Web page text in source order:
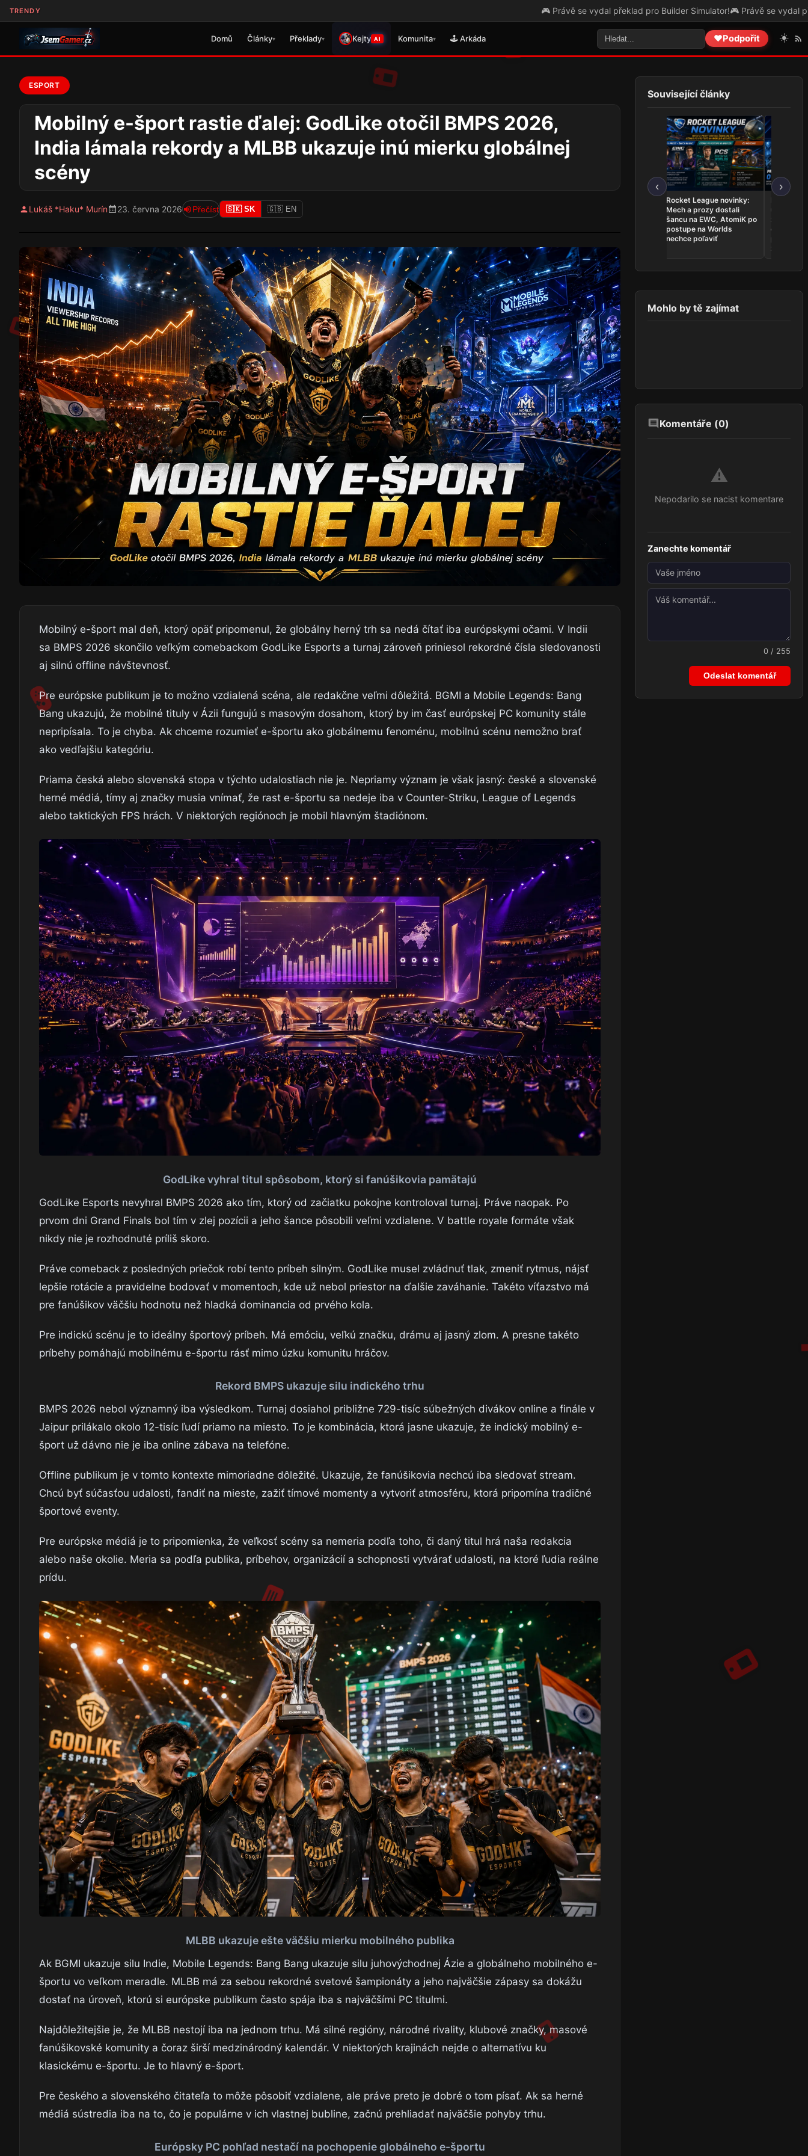
TRENDY 🎮 Právě se vydal překlad pro Builder Simulator!🎮 Právě se vydal překlad pro The Legend of
Domů Články▾ Překlady▾ Kejty AI Komunita▾ 🕹️ Arkáda ❤️Podpořit ☀️
ESPORT
Mobilný e-šport rastie ďalej: GodLike otočil BMPS 2026,
India lámala rekordy a MLBB ukazuje inú mierku globálnej
scény
Lukáš *Haku* Murín 23. června 2026 Přečíst 🇸🇰 SK 🇬🇧 EN
Mobilný e-šport mal deň, ktorý opäť pripomenul, že globálny herný trh sa nedá čítať iba európskymi očami. V Indii
sa BMPS 2026 skončilo veľkým comebackom GodLike Esports a turnaj zároveň priniesol rekordné čísla sledovanosti
aj silnú offline návštevnosť.
Pre európske publikum je to možno vzdialená scéna, ale redakčne veľmi dôležitá. BGMI a Mobile Legends: Bang
Bang ukazujú, že mobilné tituly v Ázii fungujú s masovým dosahom, ktorý by im časť európskej PC komunity stále
nepripísala. To je chyba. Ak chceme rozumieť e-športu ako globálnemu fenoménu, mobilnú scénu nemožno brať
ako vedľajšiu kategóriu.
Priama česká alebo slovenská stopa v týchto udalostiach nie je. Nepriamy význam je však jasný: české a slovenské
herné médiá, tímy aj značky musia vnímať, že rast e-športu sa nedeje iba v Counter-Striku, League of Legends
alebo taktických FPS hrách. V niektorých regiónoch je mobil hlavným štadiónom.
GodLike vyhral titul spôsobom, ktorý si fanúšikovia pamätajú
GodLike Esports nevyhral BMPS 2026 ako tím, ktorý od začiatku pokojne kontroloval turnaj. Práve naopak. Po
prvom dni Grand Finals bol tím v zlej pozícii a jeho šance pôsobili veľmi vzdialene. V battle royale formáte však
nikdy nie je rozhodnuté príliš skoro.
Práve comeback z posledných priečok robí tento príbeh silným. GodLike musel zvládnuť tlak, zmeniť rytmus, nájsť
lepšie rotácie a pravidelne bodovať v momentoch, kde už nebol priestor na ďalšie zaváhanie. Takéto víťazstvo má
pre fanúšikov väčšiu hodnotu než hladká dominancia od prvého kola.
Pre indickú scénu je to ideálny športový príbeh. Má emóciu, veľkú značku, drámu aj jasný zlom. A presne takéto
príbehy pomáhajú mobilnému e-športu rásť mimo úzku komunitu hráčov.
Rekord BMPS ukazuje silu indického trhu
BMPS 2026 nebol významný iba výsledkom. Turnaj dosiahol približne 729-tisíc súbežných divákov online a finále v
Jaipur prilákalo okolo 12-tisíc ľudí priamo na miesto. To je kombinácia, ktorá jasne ukazuje, že indický mobilný e-
šport už dávno nie je iba online zábava na telefóne.
Offline publikum je v tomto kontexte mimoriadne dôležité. Ukazuje, že fanúšikovia nechcú iba sledovať stream.
Chcú byť súčasťou udalosti, fandiť na mieste, zažiť tímové momenty a vytvoriť atmosféru, ktorá pripomína tradičné
športové eventy.
Pre európske médiá je to pripomienka, že veľkosť scény sa nemeria podľa toho, či daný titul hrá naša redakcia
alebo naše okolie. Meria sa podľa publika, príbehov, organizácií a schopnosti vytvárať udalosti, na ktoré ľudia reálne
prídu.
MLBB ukazuje ešte väčšiu mierku mobilného publika
Ak BGMI ukazuje silu Indie, Mobile Legends: Bang Bang ukazuje silu juhovýchodnej Ázie a globálneho mobilného e-
športu vo veľkom meradle. MLBB má za sebou rekordné svetové šampionáty a jeho najväčšie zápasy sa dokážu
dostať na úroveň, ktorú si európske publikum často spája iba s najväčšími PC titulmi.
Najdôležitejšie je, že MLBB nestojí iba na jednom trhu. Má silné regióny, národné rivality, klubové značky, masové
fanúšikovské komunity a čoraz širší medzinárodný kalendár. V niektorých krajinách nejde o alternatívu ku
klasickému e-športu. Je to hlavný e-šport.
Pre českého a slovenského čitateľa to môže pôsobiť vzdialene, ale práve preto je dobré o tom písať. Ak sa herné
médiá sústredia iba na to, čo je populárne v ich vlastnej bubline, začnú prehliadať najväčšie pohyby trhu.
Európsky PC pohľad nestačí na pochopenie globálneho e-športu
Související články
‹
Rocket League novinky:
Mech a prozy dostali
šancu na EWC, AtomiK po
postupe na Worlds
nechce poľaviť
udalosti
zahrá o
ovládli
predstavil
zostavu
›
Mohlo by tě zajímat
Komentáře (0)
⚠️
Nepodarilo se nacist komentare
Zanechte komentář
0 / 255
Odeslat komentář